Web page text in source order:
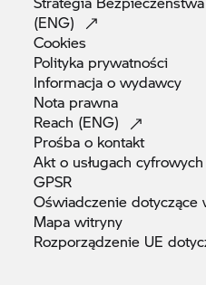
(ENG)
Cookies
Polityka prywatności
Informacja owydawcy
Nota prawna
Reach (ENG)
Prośba o kontakt
Akt o usługach cyfrowych
GPSR
Oświadczenie dotyczące
Mapawitryny
Rozporządzenie UE